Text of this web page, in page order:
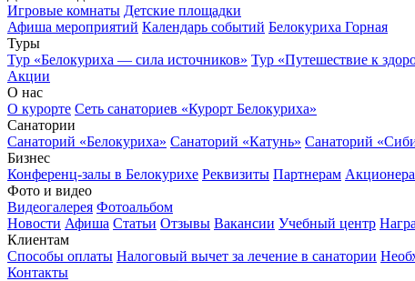
Игровые комнаты Детские площадки
Афиша мероприятий Календарь событий Белокуриха Горная
Туры
Тур «Белокуриха — сила источников» Тур «Путешествие к
Акции
О нас
О курорте Сеть санаториев «Курорт Белокуриха»
Санатории
Санаторий «Белокуриха» Санаторий «Катунь» Санаторий
Бизнес
Конференц-залы в Белокурихе Реквизиты Партнерам
Фото и видео
Видеогалерея Фотоальбом
Новости Афиша Статьи Отзывы Вакансии Учебный центр
Клиентам
Способы оплаты Налоговый вычет за лечение в санатории
Контакты